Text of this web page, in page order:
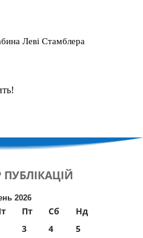
Леві Стамблера
ПУБЛІКАЦІЙ
2026
Пт Сб
Нд
3 4
5